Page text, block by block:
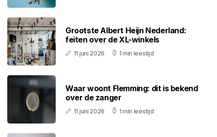
Grootste Albert Heijn Nederland:
feiten over de XL-winkels
11 juni 2026 1 min leestijd
Waar woont Flemming: dit is bekend
over de zanger
11 juni 2026 1 min leestijd